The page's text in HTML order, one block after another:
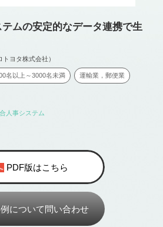
ムの安定的なデータ連携で生
ヨタ株式会社）
名以上～3000名未満 運輸業，郵便業
人事システム
PDF版はこちら
について問い合わせ